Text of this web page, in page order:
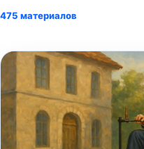
475 материалов